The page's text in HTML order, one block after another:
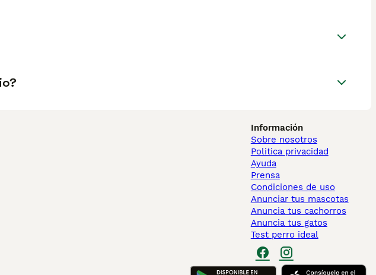
Información
Sobre nosotros
Politica privacidad
Ayuda
Prensa
Condiciones de uso
Anunciar tus mascotas
Anuncia tus cachorros
Anuncia tus gatos
Test perro ideal